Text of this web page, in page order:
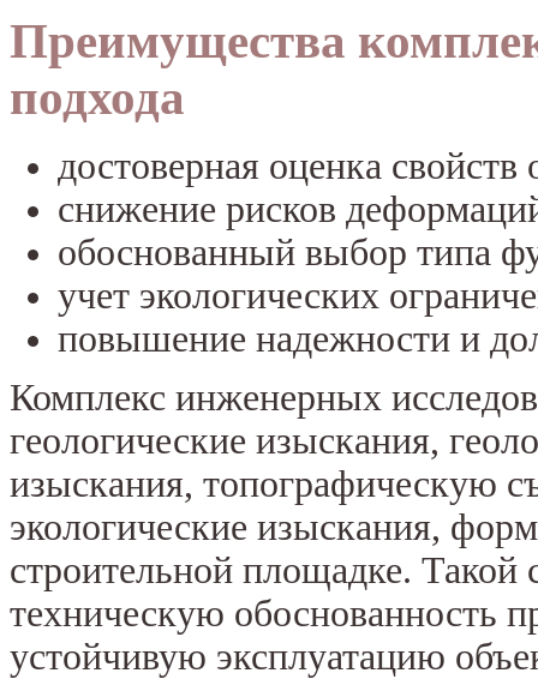
Преимущества
подхода
достоверная оценка свойств
снижение рисков
обоснованный выбор типа
учет экологических
повышение надежности и
Комплекс инженерных
геологические изыскания,
изыскания, топографическую
экологические изыскания,
строительной площадке. Такой
техническую обоснованность
устойчивую эксплуатацию